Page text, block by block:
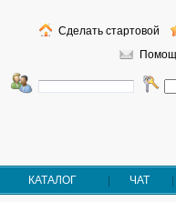
Сделать стартовой
КАТАЛОГ ЧАТ